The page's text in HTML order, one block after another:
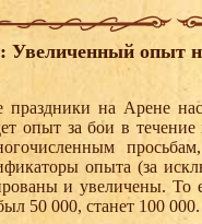
Увеличенный опыт
праздники на Арене
опыт за бои в течение
опыта (за
и увеличены. То
50 000, станет 100 000.